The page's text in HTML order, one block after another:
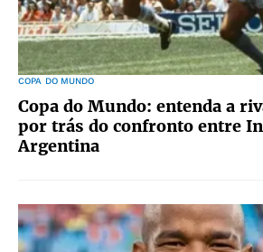
COPA DO MUNDO
Copa do Mundo: entenda a
por trás do confronto entre
Argentina